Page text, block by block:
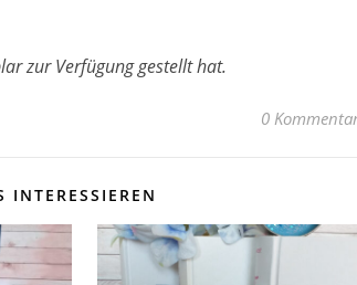
zur Verfügung gestellt hat.
0
INTERESSIEREN